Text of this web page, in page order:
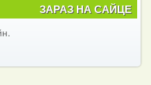
ЗАРАЗ НА САЙЦЕ